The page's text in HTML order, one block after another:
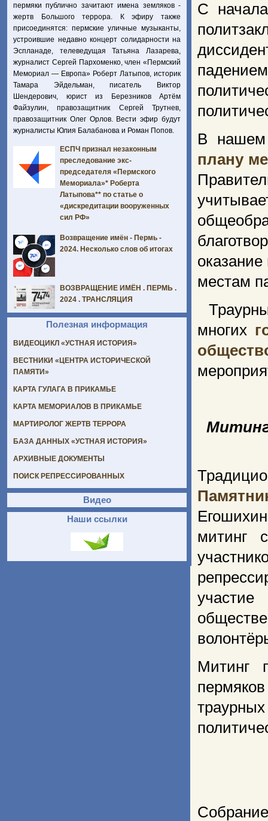
С
В нашем
плану
местам
многих
митинг
Митинг
пермяки публично зачитают имена земляков -
жертв Большого террора. К эфиру также
присоединятся: пермские уличные музыканты,
устроившие недавно концерт солидарности на
Эспланаде, телеведущая Татьяна Лазарева,
журналист Сергей Пархоменко, член «Пермский
Мемориал — Европа» Роберт Латыпов, историк
Тамара Эйдельман, писатель Виктор
Шендерович, юрист из Березников Артём
Файзулин, правозащитник Сергей Трутнев,
правозащитник Олег Орлов. Вести эфир будут
журналисты Юлия Балабанова и Роман Попов.
ЕСПЧ признал незаконным
преследование экс-
председателя «Пермского
Мемориала»* Роберта
Латыпова** по статье о
«дискредитации вооруженных
сил РФ»
Возвращение имён - Пермь -
2024. Несколько слов об итогах
ВОЗВРАЩЕНИЕ ИМЁН . ПЕРМЬ .
2024 . ТРАНСЛЯЦИЯ
Полезная информация
ВИДЕОЦИКЛ «УСТНАЯ ИСТОРИЯ»
ВЕСТНИКИ «ЦЕНТРА ИСТОРИЧЕСКОЙ
ПАМЯТИ»
КАРТА ГУЛАГА В ПРИКАМЬЕ
КАРТА МЕМОРИАЛОВ В ПРИКАМЬЕ
МАРТИРОЛОГ ЖЕРТВ ТЕРРОРА
БАЗА ДАННЫХ «УСТНАЯ ИСТОРИЯ»
АРХИВНЫЕ ДОКУМЕНТЫ
ПОИСК РЕПРЕССИРОВАННЫХ
Видео
Наши ссылки